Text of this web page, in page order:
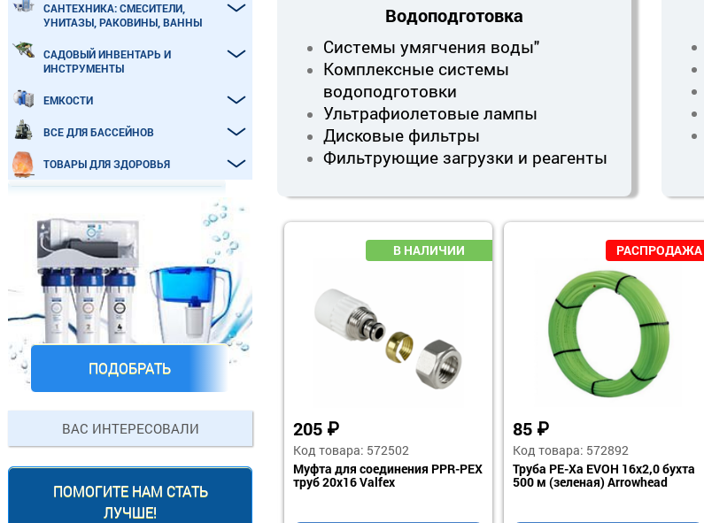
Водоподготовка
Системы умягчения воды"
Комплексные системы
водоподготовки
Ультрафиолетовые лампы
Дисковые фильтры
Фильтрующие загрузки и реагенты
PEX
85₽
Код товара: 572892
Труба PE-Xa EVOH 16х2,0 бухта
500 м (зеленая) Arrowhead
17740
Код товара: 573213
Комплект системы защиты от
протечек проводной 3/4"
Arrowhead
8175
Код товара: 569003
Кран шаровой с
электроприводом Arrowhead 1"
САНТЕХНИКА: СМЕСИТЕЛИ,
УНИТАЗЫ, РАКОВИНЫ, ВАННЫ
САДОВЫЙ ИНВЕНТАРЬ И
ИНСТРУМЕНТЫ
ЕМКОСТИ
ВСЕ ДЛЯ БАССЕЙНОВ
ТОВАРЫ ДЛЯ ЗДОРОВЬЯ
ПОДОБРАТЬ
ВАС ИНТЕРЕСОВАЛИ
ПОМОГИТЕ НАМ СТАТЬ
ЛУЧШЕ!